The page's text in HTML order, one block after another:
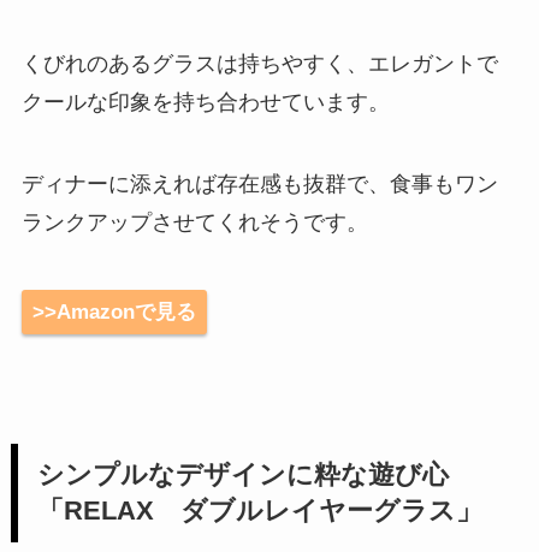
くびれのあるグラスは持ちやすく、エレガントで
クールな印象を持ち合わせています。
ディナーに添えれば存在感も抜群で、食事もワン
ランクアップさせてくれそうです。
>>Amazonで見る
シンプルなデザインに粋な遊び心
「RELAX ダブルレイヤーグラス」